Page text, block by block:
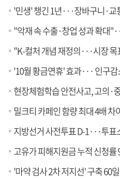
'민생' 챙긴 1년···장바구니·교
"악재 속 수출·창업 성과 확대
"K-컬처 개념 재정의···시장
'10월 황금연휴' 효과··· 인구감소지역
현장체험학습 안전사고, 고의·
밀크티 카페인 함량 최대 4배 차이
지방선거 사전투표 D-1···투표
고유가 피해지원금 누적 신청률
'마약 검사 2차 저지선' 구축 60